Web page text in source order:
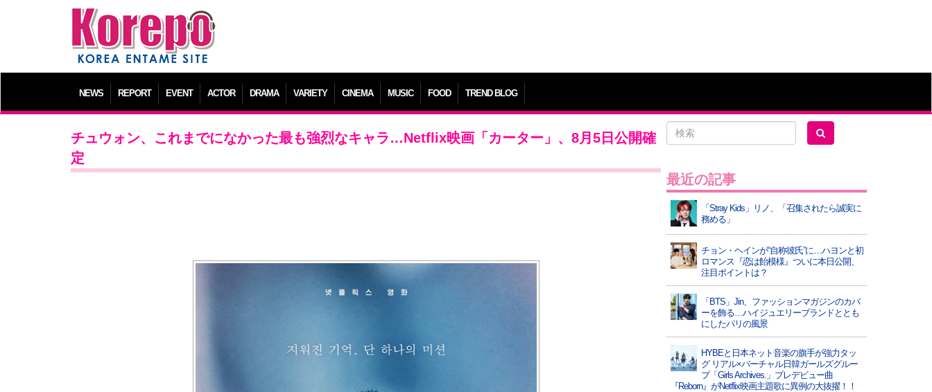
NEWS REPORT EVENT ACTOR DRAMA VARIETY CINEMA MUSIC FOOD TREND BLOG
チュウォン、これまでになかった最も強烈なキャラ…Netflix映画「カーター」、8月5日公開確
定
最近の記事
「Stray Kids」リノ、「召集されたら誠実に
務める」
チョン・ヘインが“自称彼氏”に…ハヨンと初
ロマンス『恋は飴模様』ついに本日公開、
注目ポイントは？
「BTS」Jin、ファッションマガジンのカバ
ーを飾る…ハイジュエリーブランドととも
にしたパリの風景
HYBEと日本ネット音楽の旗手が強力タッ
グ リアル×バーチャル日韓ガールズグルー
プ「Girls Archives.」プレデビュー曲
『Reborn』がNetflix映画主題歌に異例の大抜擢！！